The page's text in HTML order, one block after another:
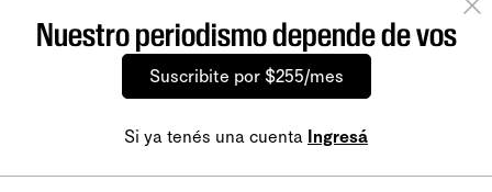
Nuestro periodismo depende de vos
Suscribite por $255/mes
Si ya tenés una cuenta Ingresá